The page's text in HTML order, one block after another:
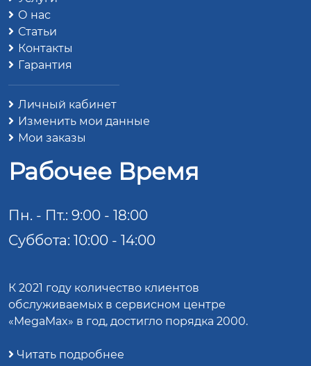
О нас
Статьи
Контакты
Гарантия
Личный кабинет
Изменить мои данные
Мои заказы
Рабочее Время
Пн. - Пт.: 9:00 - 18:00
Суббота: 10:00 - 14:00
К 2021 году количество клиентов
обслуживаемых в сервисном центре
«MegaMax» в год, достигло порядка 2000.
Читать подробнее